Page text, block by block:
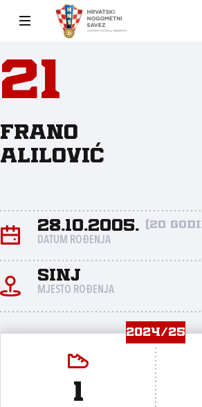
21
Frano
Alilović
28.10.2005. (20
DATUM ROĐENJA
Sinj
MJESTO ROĐENJA
2024/25
1